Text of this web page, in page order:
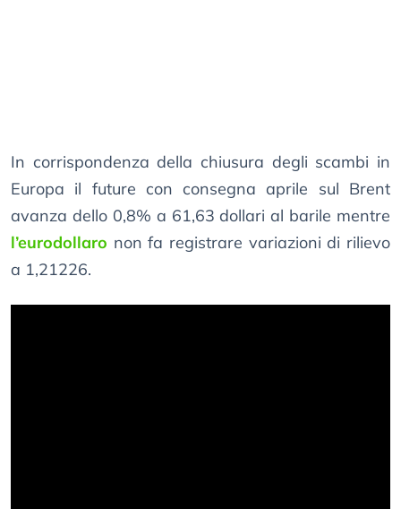
In corrispondenza della chiusura degli scambi in
Europa il future con consegna aprile sul Brent
avanza dello 0,8% a 61,63 dollari al barile mentre
l’eurodollaro non fa registrare variazioni di rilievo
a 1,21226.